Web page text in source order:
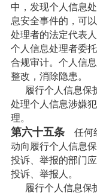
中，发现个人信息
息安全事件的，可
处理者的法定代表
个人信息处理者委
合规审计。个人信
整改，消除隐患。
履行个人信息保
处理个人信息涉嫌
理。
第六十五条任何
动向履行个人信息
投诉、举报的部门
投诉、举报人。
履行个人信息保